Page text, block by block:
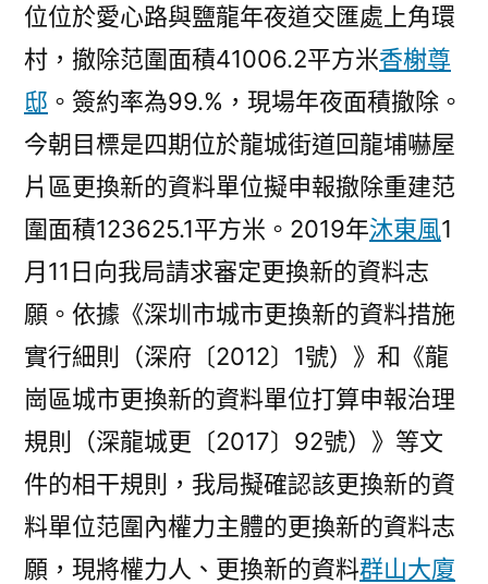
位位於愛心路與鹽龍年夜道交匯處上角環
村，撤除范圍面積41006.2平方米香榭尊
邸 。簽約率為99.%，現場年夜面積撤除。
今朝目標是四期位於龍城街道回龍埔嚇屋
片區更換新的資料單位擬申報撤除重建范
圍面積123625.1平方米。2019年沐東風1
月11日向我局請求審定更換新的資料志
願。依據《深圳市城市更換新的資料措施
實行細則（深府〔2012〕1號）》和《龍
崗區城市更換新的資料單位打算申報治理
規則（深龍城更〔2017〕92號）》等文
件的相干規則，我局擬確認該更換新的資
料單位范圍內權力主體的更換新的資料志
願，現將權力人、更換新的資料群山大廈